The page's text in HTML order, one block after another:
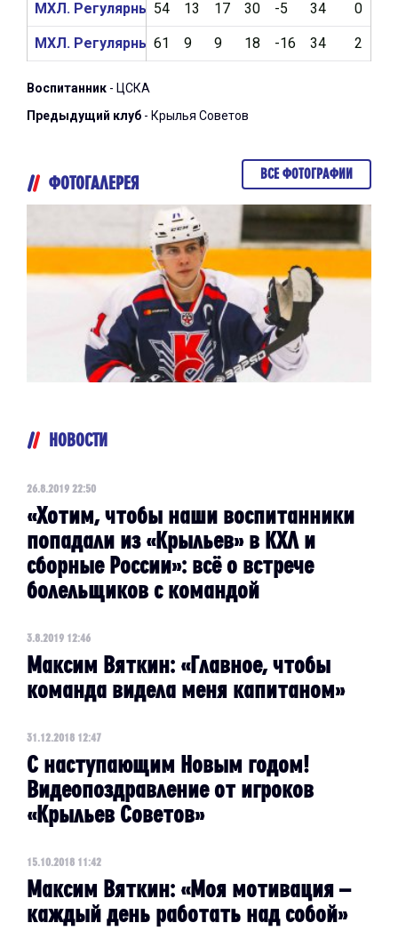
54 13 17 30 -5 34 0
61 9 9 18 -16 34 2
МХЛ. Регулярный чемпионат 2018/2019
МХЛ. Регулярный чемпионат 2017/2018
Воспитанник - ЦСКА
Предыдущий клуб - Крылья Советов
ФОТОГАЛЕРЕЯ ВСЕ ФОТОГРАФИИ
НОВОСТИ
26.8.2019 22:50
«Хотим, чтобы наши воспитанники
попадали из «Крыльев» в КХЛ и
сборные России»: всё о встрече
болельщиков с командой
3.8.2019 12:46
Максим Вяткин: «Главное, чтобы
команда видела меня капитаном»
31.12.2018 12:47
С наступающим Новым годом!
Видеопоздравление от игроков
«Крыльев Советов»
15.10.2018 11:42
Максим Вяткин: «Моя мотивация –
каждый день работать над собой»